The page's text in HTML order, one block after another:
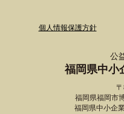
個人情報保護方針
公
福岡県中小
福岡県福岡市
福岡県中小企